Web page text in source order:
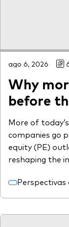
ago 6, 2026
Why
before
More of
companies go
equity (PE)
reshaping the
Perspectivas